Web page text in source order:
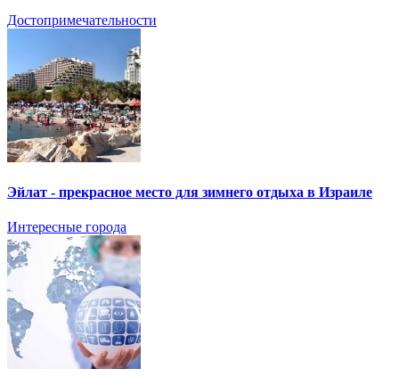
Достопримечательности
Эйлат - прекрасное место для зимнего отдыха в Израиле
Интересные города